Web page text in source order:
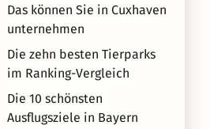
Das können Sie in Cuxhaven
unternehmen
Die zehn besten Tierparks
im Ranking-Vergleich
Die 10 schönsten
Ausflugsziele in Bayern